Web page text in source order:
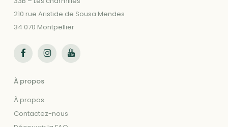
210 rue Aristide de Sousa Mendes
34 070 Montpellier
Suivez-nous sur FacebookSuivez-nous sur InstagramSuivez-nous sur Youtube
À propos
À propos
Contactez-nous